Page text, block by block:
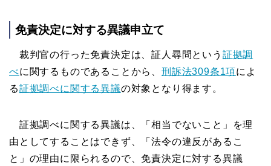
免責決定に対する異議申立て
裁判官の行った免責決定は、証人尋問という 証拠調
べに関するものであることから、刑訴法309条1項によ
る証拠調べに関する異議の対象となり得ます。
証拠調べに関する異議は、「相当でないこと」を理
由としてすることはできず、「法令の違反があるこ
と」の理由に限られるので、免責決定に対する異議